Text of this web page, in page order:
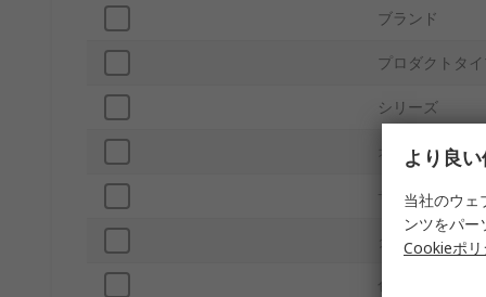
ブランド
プロダクトタ
シリーズ
オス/メス
サイズ UK
クロージャタ
色
より良
当社のウェ
ンツをパ
Cookieポリ